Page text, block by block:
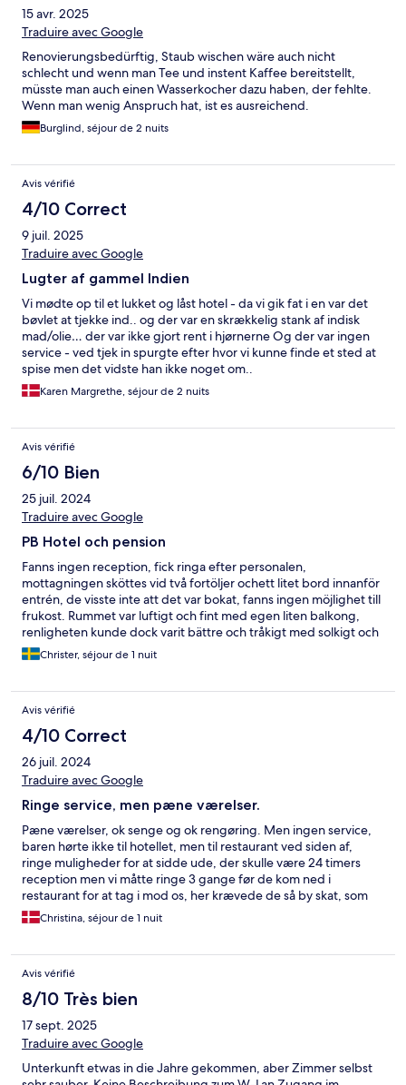
15 avr. 2025
Traduire avec Google
Renovierungsbedürftig, Staub wischen wäre auch nicht
schlecht und wenn man Tee und instent Kaffee bereitstellt,
müsste man auch einen Wasserkocher dazu haben, der fehlte.
Wenn man wenig Anspruch hat, ist es ausreichend.
Burglind, séjour de 2 nuits
Avis vérifié
4/10 Correct
9 juil. 2025
Traduire avec Google
Lugter af gammel Indien
Vi mødte op til et lukket og låst hotel - da vi gik fat i en var det
bøvlet at tjekke ind.. og der var en skrækkelig stank af indisk
mad/olie… der var ikke gjort rent i hjørnerne Og der var ingen
service - ved tjek in spurgte efter hvor vi kunne finde et sted at
spise men det vidste han ikke noget om..
Karen Margrethe, séjour de 2 nuits
Avis vérifié
6/10 Bien
25 juil. 2024
Traduire avec Google
PB Hotel och pension
Fanns ingen reception, fick ringa efter personalen,
mottagningen sköttes vid två fortöljer ochett litet bord innanför
entrén, de visste inte att det var bokat, fanns ingen möjlighet till
frukost. Rummet var luftigt och fint med egen liten balkong,
renligheten kunde dock varit bättre och tråkigt med solkigt och
mögligt duschdraperi. Hotellpersonen var trevlig dock och bra
pris.
Christer, séjour de 1 nuit
Avis vérifié
4/10 Correct
26 juil. 2024
Traduire avec Google
Ringe service, men pæne værelser.
Pæne værelser, ok senge og ok rengøring. Men ingen service,
baren hørte ikke til hotellet, men til restaurant ved siden af,
ringe muligheder for at sidde ude, der skulle være 24 timers
reception men vi måtte ringe 3 gange før de kom ned i
restaurant for at tag i mod os, her krævede de så by skat, som
var betalt på forhånd igennem hotels.com. kode til internettet
virkede ikke og der var ikke nogen hjælp at hente her til.
Christina, séjour de 1 nuit
Avis vérifié
8/10 Très bien
17 sept. 2025
Traduire avec Google
Unterkunft etwas in die Jahre gekommen, aber Zimmer selbst